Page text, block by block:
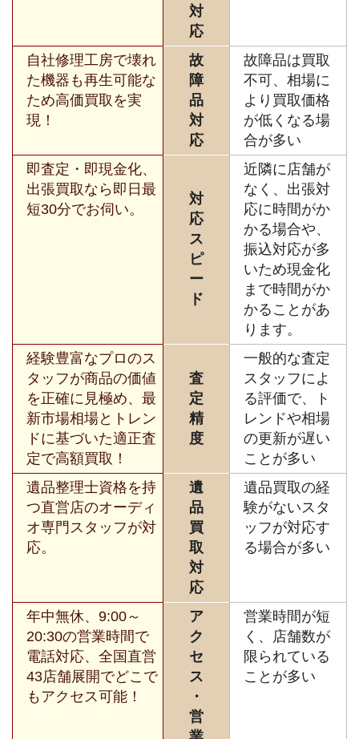
対
応
自社修理工房で壊れ
た機器も再生可能な
ため高価買取を実
現！
故
障
品
対
応
故障品は買取
不可、相場に
より買取価格
が低くなる場
合が多い
即査定・即現金化、
出張買取なら即日最
短30分でお伺い。
対
応
ス
ピ
ー
ド
近隣に店舗が
なく、出張対
応に時間がか
かる場合や、
振込対応が多
いため現金化
まで時間がか
かることがあ
ります。
経験豊富なプロのス
タッフが商品の価値
を正確に見極め、最
新市場相場とトレン
ドに基づいた適正査
定で高額買取！
査
定
精
度
一般的な査定
スタッフによ
る評価で、ト
レンドや相場
の更新が遅い
ことが多い
遺品整理士資格を持
つ直営店のオーディ
オ専門スタッフが対
応。
遺
品
買
取
対
応
遺品買取の経
験がないスタ
ッフが対応す
る場合が多い
年中無休、9:00～
20:30の営業時間で
電話対応、全国直営
43店舗展開でどこで
もアクセス可能！
ア
ク
セ
ス
・
営
営業時間が短
く、店舗数が
限られている
ことが多い